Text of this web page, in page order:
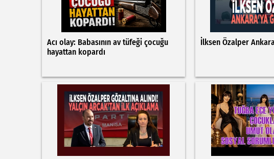
Acı olay: Babasının av tüfeği çocuğu
hayattan kopardı
İlksen Özalper